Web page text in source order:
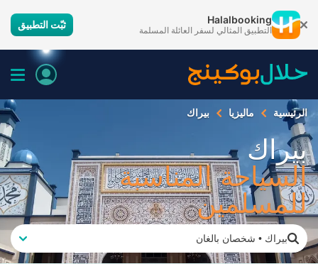
Halalbooking
التطبيق المثالي لسفر العائلة المسلمة ثبّت التطبيق
الرئيسية ماليزيا بيراك
بيراك
السياحة المناسبة
للمسلمين
بيراك • شخصان بالغان